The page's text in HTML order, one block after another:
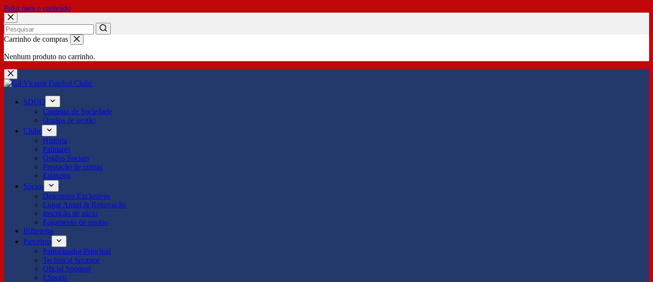
Pular para o conteúdo
No
Carrinho de compras
Nenhum produto no carrinho.
SDUQ
Contrato de Sociedade
Órgãos de gestão
Clube
História
Palmarés
Órgãos Sociais
Prestação de contas
Estatutos
Sócios
Descontos Exclusivos
Lugar Anual & Renovação
Inscrição de sócio
Pagamento de quotas
Bilheteira
Parceiros
Patrocinador Principal
Technical Sponsor
Oficial Sponsor
ESports